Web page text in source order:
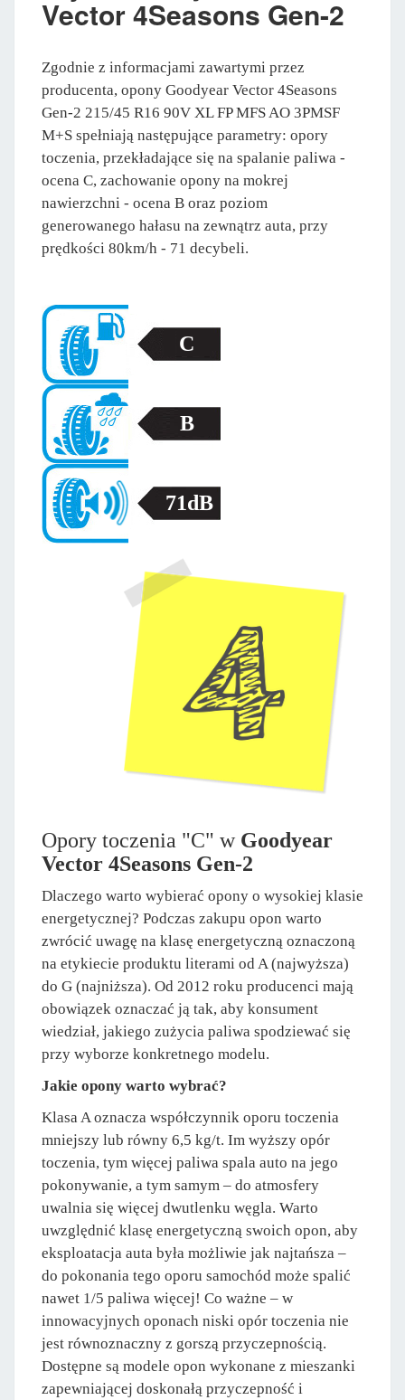
Vector 4Seasons Gen-2
Zgodnie z informacjami zawartymi przez
producenta, opony Goodyear Vector 4Seasons
Gen-2 215/45 R16 90V XL FP MFS AO 3PMSF
M+S spełniają następujące parametry: opory
toczenia, przekładające się na spalanie paliwa -
ocena C, zachowanie opony na mokrej
nawierzchni - ocena B oraz poziom
generowanego hałasu na zewnątrz auta, przy
prędkości 80km/h - 71 decybeli.
C
B
71dB
Opory toczenia "C" w Goodyear
Vector 4Seasons Gen-2
Dlaczego warto wybierać opony o wysokiej klasie
energetycznej? Podczas zakupu opon warto
zwrócić uwagę na klasę energetyczną oznaczoną
na etykiecie produktu literami od A (najwyższa)
do G (najniższa). Od 2012 roku producenci mają
obowiązek oznaczać ją tak, aby konsument
wiedział, jakiego zużycia paliwa spodziewać się
przy wyborze konkretnego modelu.
Jakie opony warto wybrać?
Klasa A oznacza współczynnik oporu toczenia
mniejszy lub równy 6,5 kg/t. Im wyższy opór
toczenia, tym więcej paliwa spala auto na jego
pokonywanie, a tym samym – do atmosfery
uwalnia się więcej dwutlenku węgla. Warto
uwzględnić klasę energetyczną swoich opon, aby
eksploatacja auta była możliwie jak najtańsza –
do pokonania tego oporu samochód może spalić
nawet 1/5 paliwa więcej! Co ważne – w
innowacyjnych oponach niski opór toczenia nie
jest równoznaczny z gorszą przyczepnością.
Dostępne są modele opon wykonane z mieszanki
zapewniającej doskonałą przyczepność i